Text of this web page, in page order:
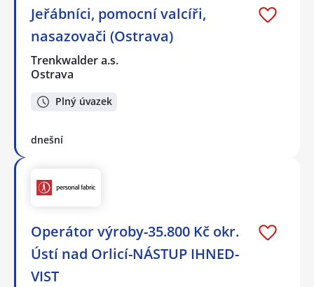
Jeřábníci, pomocní valcíři,
nasazovači (Ostrava)
Trenkwalder a.s.
Ostrava
Plný úvazek
dnešní
Operátor výroby-35.800 Kč okr.
Ústí nad Orlicí-NÁSTUP IHNED-
VIST